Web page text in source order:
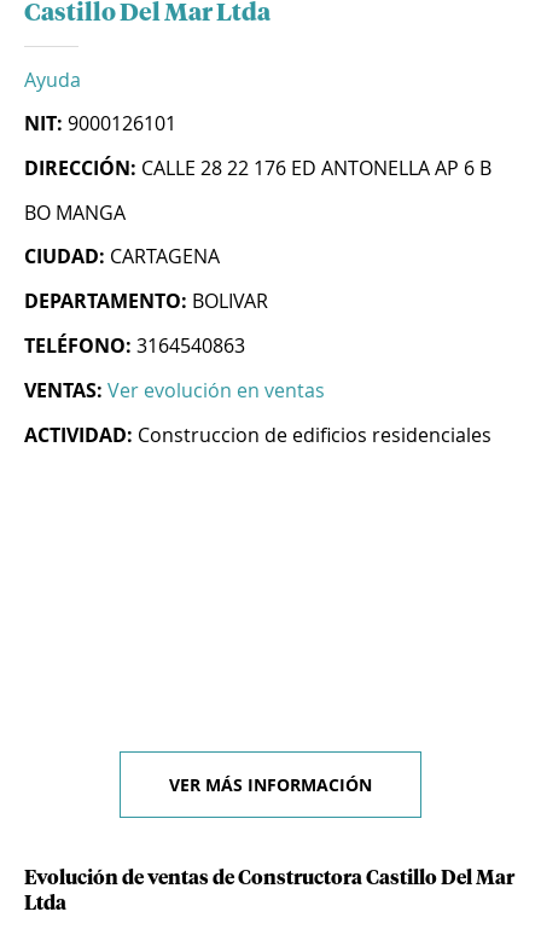
Castillo Del Mar Ltda
Ayuda
NIT: 9000126101
DIRECCIÓN: CALLE 28 22 176 ED ANTONELLA AP 6 B
BO MANGA
CIUDAD: CARTAGENA
DEPARTAMENTO: BOLIVAR
TELÉFONO: 3164540863
VENTAS: Ver evolución en ventas
ACTIVIDAD: Construccion de edificios residenciales
VER MÁS INFORMACIÓN
Evolución de ventas de Constructora Castillo Del Mar
Ltda